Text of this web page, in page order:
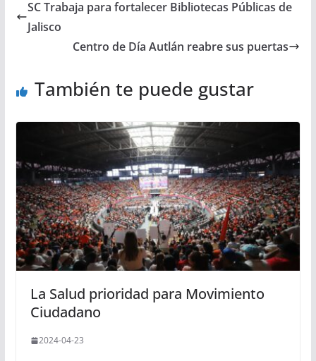
SC Trabaja para fortalecer Bibliotecas Públicas de
Jalisco
Centro de Día Autlán reabre sus puertas
También te puede gustar
La Salud prioridad para Movimiento
Ciudadano
2024-04-23